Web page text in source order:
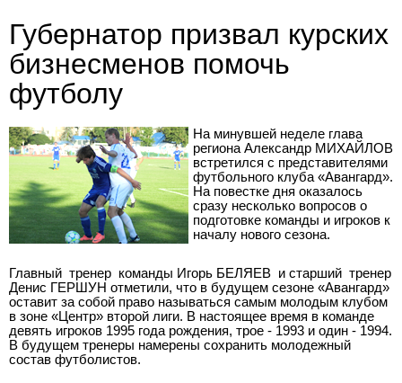
Губернатор призвал курских
бизнесменов помочь
футболу
На минувшей неделе глава
региона Александр МИХАЙЛОВ
встретился с представителями
футбольного клуба «Авангард».
На повестке дня оказалось
сразу несколько вопросов о
подготовке команды и игроков к
началу нового сезона.
Главный тренер команды Игорь БЕЛЯЕВ и старший тренер
Денис ГЕРШУН отметили, что в будущем сезоне «Авангард»
оставит за собой право называться самым молодым клубом
в зоне «Центр» второй лиги. В настоящее время в команде
девять игроков 1995 года рождения, трое - 1993 и один - 1994.
В будущем тренеры намерены сохранить молодежный
состав футболистов.